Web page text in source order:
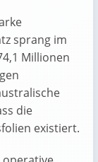
sprang im
Millionen
die
existiert.